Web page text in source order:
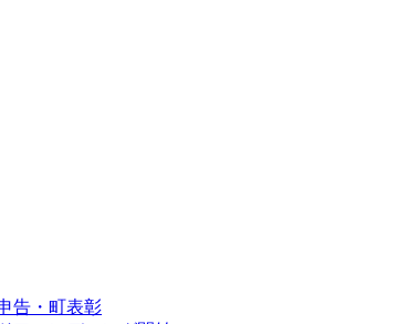
告・町表彰